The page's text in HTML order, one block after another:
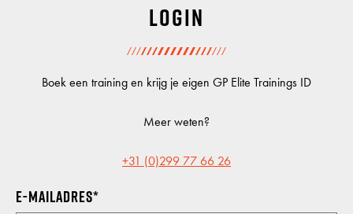
SEASON
ENGINEERING
Login
Boek een training en krijg je eigen GP Elite Trainings ID
Meer weten?
+31 (0)299 77 66 26
E-mailadres